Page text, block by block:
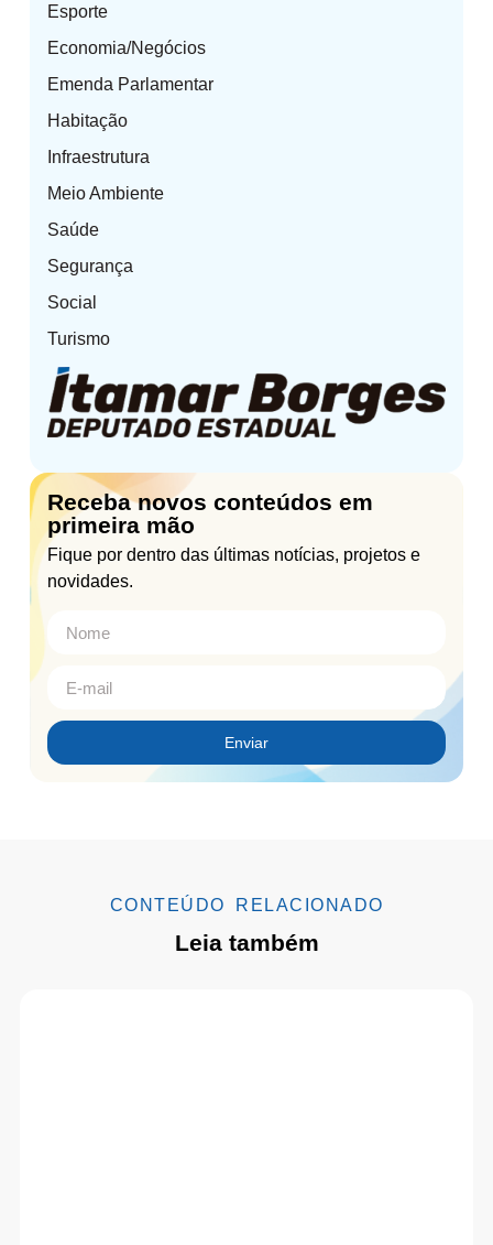
Esporte
Economia/Negócios
Emenda Parlamentar
Habitação
Infraestrutura
Meio Ambiente
Saúde
Segurança
Social
Turismo
Receba novos conteúdos em
primeira mão
Fique por dentro das últimas notícias, projetos e
novidades.
Enviar
CONTEÚDO RELACIONADO
Leia também